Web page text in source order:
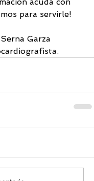
para servirle!
Garza